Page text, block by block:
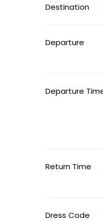
Destination
Departure
Departure
Return Time
Dress Code